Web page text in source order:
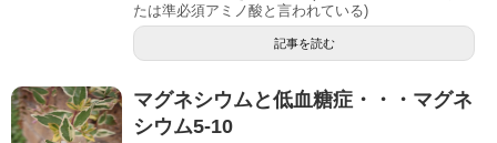
たは準必須アミノ酸と言われている)
記事を読む
マグネシウムと低血糖症・・・マグネ
シウム5-10